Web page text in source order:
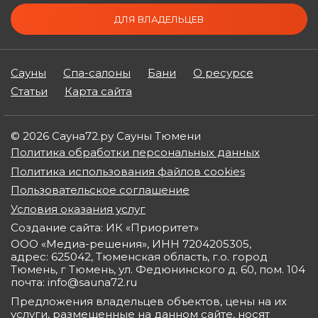
ДЛЯ ВЛАДЕЛЬЦЕВ
Сауны Спа-салоны Бани
О ресурсе
Статьи
Карта сайта
© 2026 Сауна72.ру Сауны Тюмени
Политика обработки персональных данных
Политика использования файлов cookies
Пользовательское соглашение
Условия оказания услуг
Создание сайта: ИК «Приоритет»
ООО «Медиа-решения», ИНН 7204205305,
адрес: 625042, Тюменская область, г.о. город
Тюмень, г Тюмень, ул. Федюнинского д. 60, пом. 104
почта: info@sauna72.ru
Предложения владельцев объектов, цены на их
услуги, размещенные на данном сайте, носят